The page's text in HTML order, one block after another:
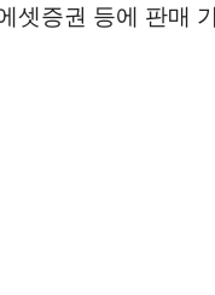
셋증권 등에 판매